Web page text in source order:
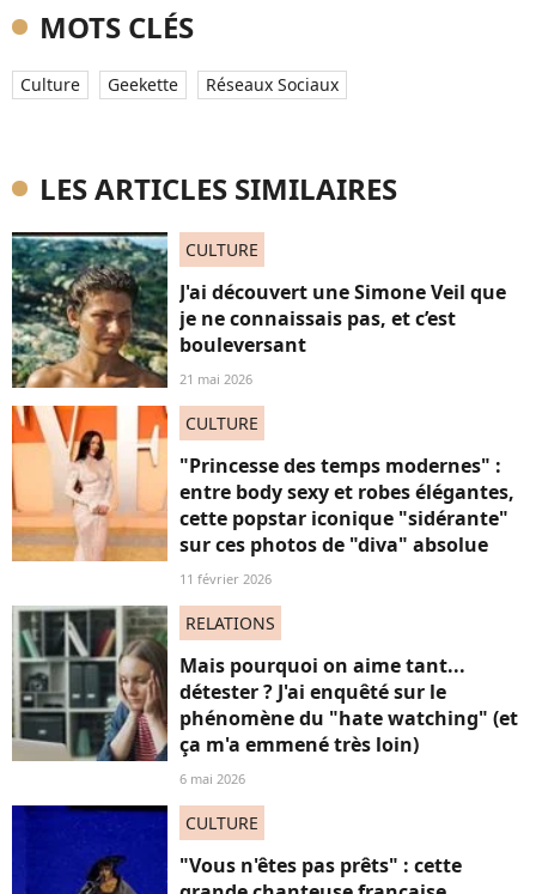
MOTS CLÉS
Culture Geekette Réseaux Sociaux
LES ARTICLES SIMILAIRES
CULTURE
J'ai découvert une Simone Veil que
je ne connaissais pas, et c’est
bouleversant
21 mai 2026
CULTURE
"Princesse des temps modernes" :
entre body sexy et robes élégantes,
cette popstar iconique "sidérante"
sur ces photos de "diva" absolue
11 février 2026
RELATIONS
Mais pourquoi on aime tant...
détester ? J'ai enquêté sur le
phénomène du "hate watching" (et
ça m'a emmené très loin)
6 mai 2026
CULTURE
"Vous n'êtes pas prêts" : cette